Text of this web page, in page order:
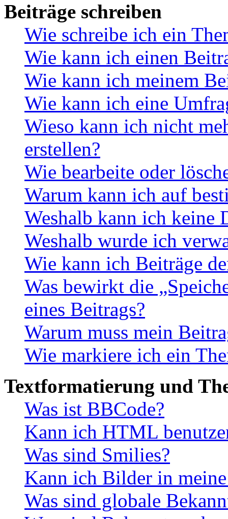
Beiträge schreiben
Wie schreibe ich ein
Wie kann ich einen
Wie kann ich meinem
Wie kann ich eine
Wieso kann ich nicht
erstellen?
Wie bearbeite oder
Warum kann ich auf
Weshalb kann ich keine
Weshalb wurde ich
Wie kann ich Beiträge
Was bewirkt die
eines Beitrags?
Warum muss mein
Wie markiere ich ein
Textformatierung und
Was ist BBCode?
Kann ich HTML
Was sind Smilies?
Kann ich Bilder in
Was sind globale